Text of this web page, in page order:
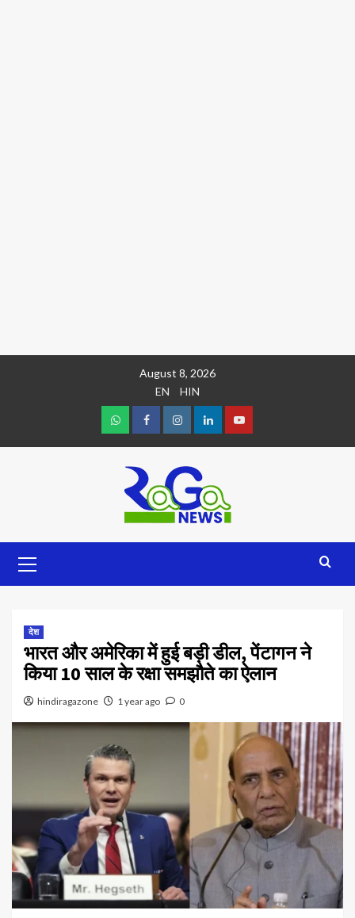
August 8, 2026
EN
HIN
देश
भारत और अमेरिका में हुई बड़ी डील, पेंटागन ने
किया 10 साल के रक्षा समझौते का ऐलान
hindiragazone 1 year ago 0